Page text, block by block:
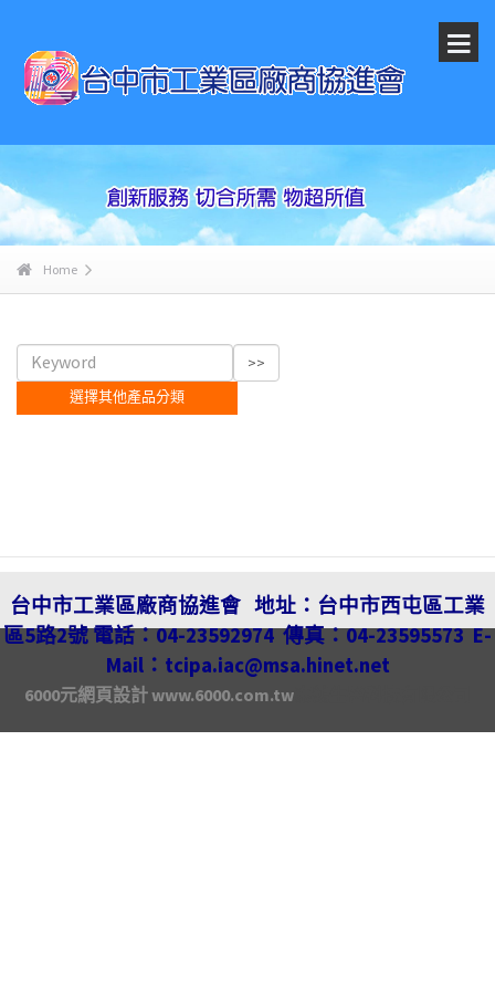
Home
選擇其他產品分類
台中市工業區廠商協進會 地址： 台中市西屯區工業
區5路2號電話：04-23592974傳真：04-23595573E-
Mail： tcipa.iac@msa.hinet.net
6000元網頁設計www.6000.com.tw